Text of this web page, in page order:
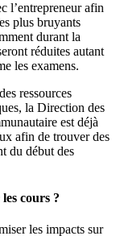
l’entrepreneur afin
plus bruyants
durant la
réduites autant
les examens.
ressources
la Direction des
est déjà
afin de trouver des
du début des
cours ?
les impacts sur